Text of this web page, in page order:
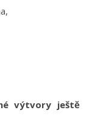
výtvory ještě